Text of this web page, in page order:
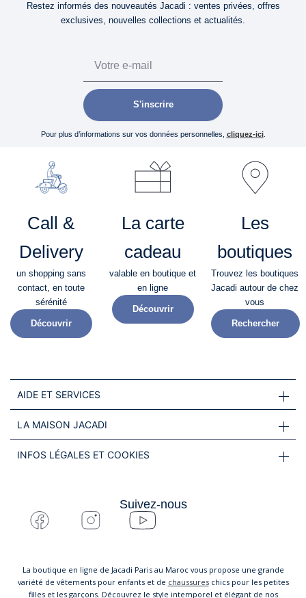
Restez informés des nouveautés Jacadi : ventes privées, offres
exclusives, nouvelles collections et actualités.
S'inscrire
Pour plus d’informations sur vos données personnelles, cliquez-ici.
Call &
Delivery
un shopping sans
contact, en toute
sérénité​
Découvrir
La carte
cadeau
valable en boutique et
en ligne
Découvrir
Les
boutiques
Trouvez les boutiques
Jacadi autour de chez
vous
Rechercher
AIDE ET SERVICES
LA MAISON JACADI
INFOS LÉGALES ET COOKIES
Suivez-nous
La boutique en ligne de Jacadi Paris au Maroc vous propose une grande
variété de vêtements pour enfants et de chaussureschics pour les petites
filles et les garçons. Découvrez le style intemporel et élégant de nos